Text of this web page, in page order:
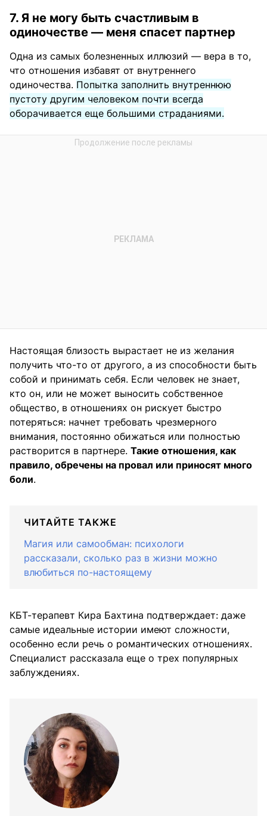
7. Я не могу быть счастливым в
одиночестве — меня спасет партнер
Одна из самых болезненных иллюзий — вера в то,
что отношения избавят от внутреннего
одиночества. Попытка заполнить внутреннюю
пустоту другим человеком почти всегда
оборачивается еще большими страданиями.
Настоящая близость вырастает не из желания
получить что-то от другого, а из способности быть
собой и принимать себя. Если человек не знает,
кто он, или не может выносить собственное
общество, в отношениях он рискует быстро
потеряться: начнет требовать чрезмерного
внимания, постоянно обижаться или полностью
растворится в партнере. Такие отношения, как
правило, обречены на провал или приносят много
боли.
ЧИТАЙТЕ ТАКЖЕ
Магия или самообман: психологи
рассказали, сколько раз в жизни можно
влюбиться по-настоящему
КБТ-терапевт Кира Бахтина подтверждает: даже
самые идеальные истории имеют сложности,
особенно если речь о романтических отношениях.
Специалист рассказала еще о трех популярных
заблуждениях.